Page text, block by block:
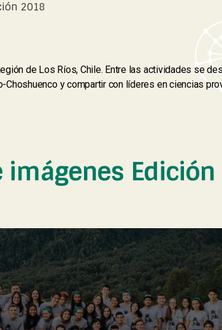
2018
de Los Ríos, Chile. Entre las actividades se
y compartir con líderes en ciencias
imágenes